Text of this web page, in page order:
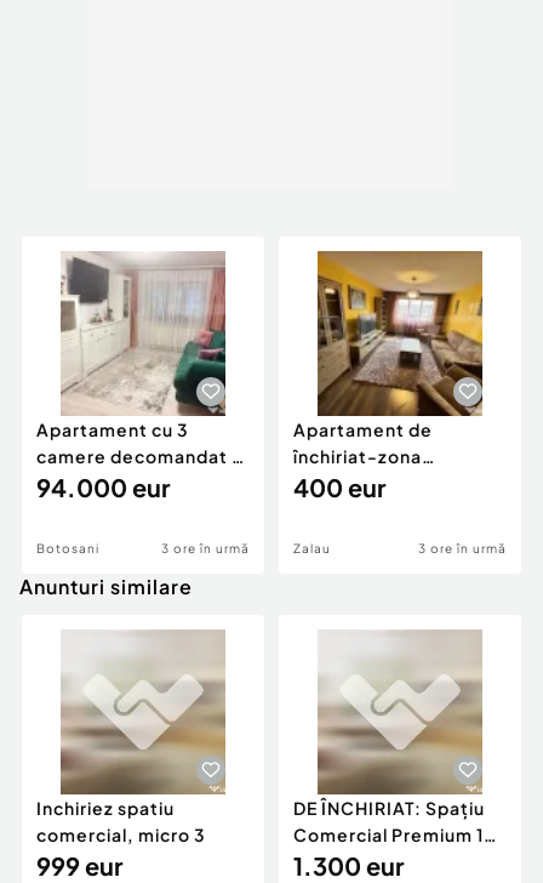
Apartament cu 3
camere decomandat -
renovat - Bucovina -
94.000 eur
Botosani 3 ore în urmă
Apartament de
închiriat-zona
ultracentrală
400 eur
Zalau 3 ore în urmă
Anunturi similare
Inchiriez spatiu
comercial, micro 3
999 eur
DE ÎNCHIRIAT: Spațiu
Comercial Premium 146
mp – Vizibili
1.300 eur